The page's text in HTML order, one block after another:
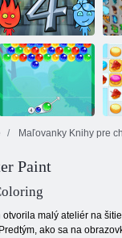
Eagle
Omaľovánky
Fireboy a
Watergirl 4:
Crystal Temple
Charm bublina
Maľovanky Knihy pre
Paint
malý ateliér na
ako sa na